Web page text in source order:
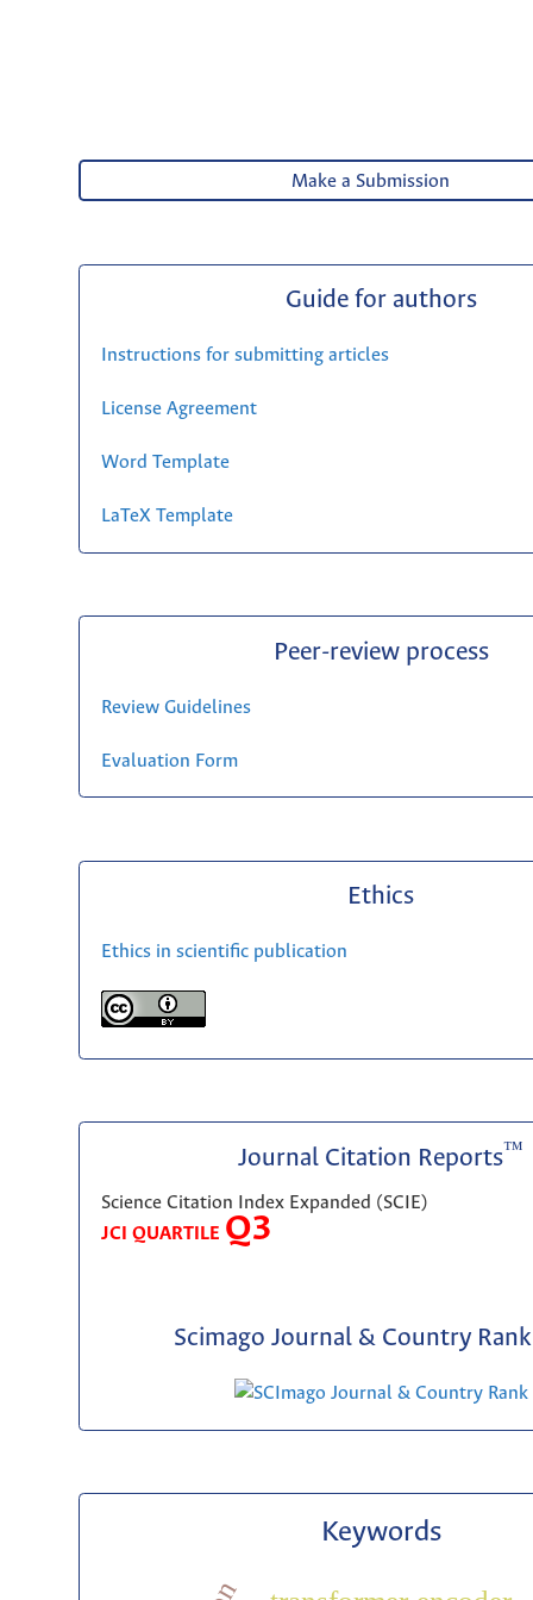
Make a Submission
Guide for authors
Instructions for submitting articles
License Agreement
Word Template
LaTeX Template
Peer-review process
Review Guidelines
Evaluation Form
Ethics
Ethics in scientific publication
Journal Citation Reports™
Science Citation Index Expanded (SCIE)
JCI QUARTILE Q3
Scimago Journal & Country Rank
Keywords